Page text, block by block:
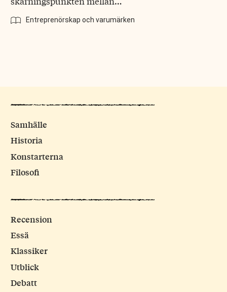
Entreprenörskap och varumärken
Samhälle
Historia
Konstarterna
Filosofi
Recension
Essä
Klassiker
Utblick
Debatt